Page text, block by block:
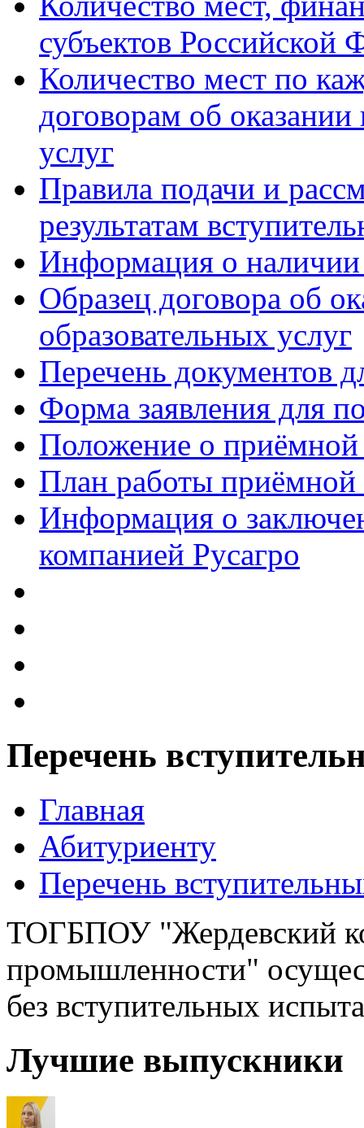
субъектов Российской
Количество мест по
договорам об
услуг
Правила подачи и
результатам
Информация о
Образец договора об
образовательных услуг
Перечень документов
Форма заявления для
Положение о приёмной
План работы приёмной
Информация о
компанией Русагро
Перечень
Главная
Абитуриенту
Перечень
ТОГБПОУ "Жердевский
промышленности"
без вступительных
Лучшие выпускники